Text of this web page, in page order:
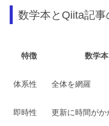
数学本とQiita記
特徴 数学本
体系性 全体を網羅
即時性 更新に時間がか